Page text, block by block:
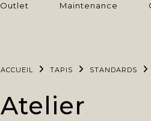
Outlet Maintenance
ACCUEIL TAPIS STANDARDS
Atelier